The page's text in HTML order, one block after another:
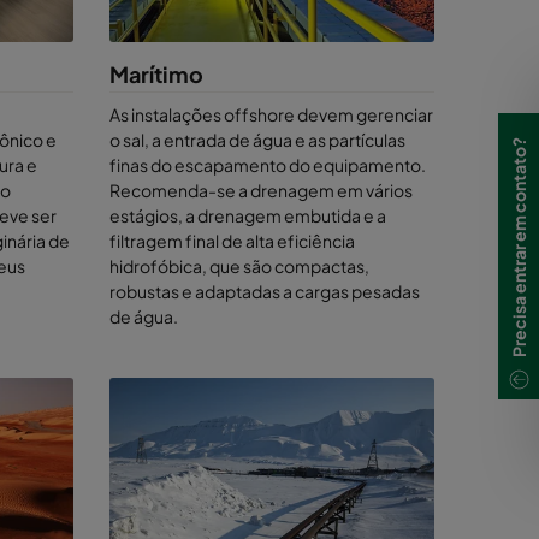
a
garantir
reais
de
a
você
e
e
ser
de
Marítimo
As instalações offshore devem gerenciar
o sal, a entrada de água e as partículas
finas do escapamento do equipamento.
Recomenda-se a drenagem em vários
estágios, a drenagem embutida e a
filtragem final de alta eficiência
hidrofóbica, que são compactas,
robustas e adaptadas a cargas pesadas
de água.
Precisa entrar em contato?